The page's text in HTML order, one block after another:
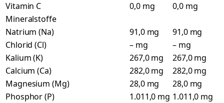
Vitamin C
0,0 mg
0,0 mg
Mineralstoffe
Natrium (Na)
91,0 mg
91,0 mg
Chlorid (Cl)
– mg
– mg
Kalium (K)
267,0 mg
267,0 mg
Calcium (Ca)
282,0 mg
282,0 mg
Magnesium (Mg)
28,0 mg
28,0 mg
Phosphor (P)
1.011,0 mg 1.011,0 mg